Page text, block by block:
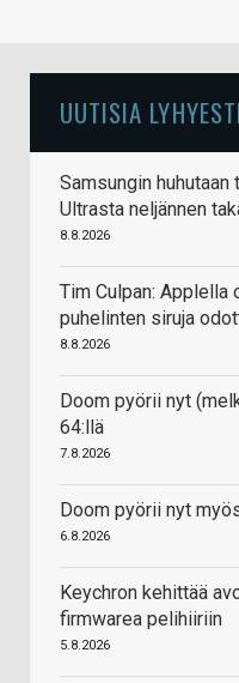
UUTISIA
Samsungin huhutaan
Ultrasta neljännen
8.8.2026
Tim Culpan: Applella
puhelinten siruja
8.8.2026
Doom pyörii nyt
64:llä
7.8.2026
Doom pyörii nyt
6.8.2026
Keychron kehittää
firmwarea pelihiiriin
5.8.2026